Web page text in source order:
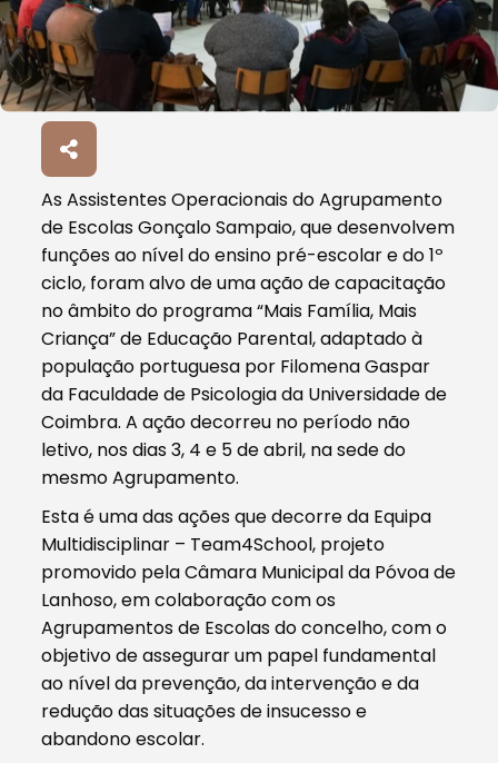
As Assistentes Operacionais do Agrupamento
de Escolas Gonçalo Sampaio, que desenvolvem
funções ao nível do ensino pré-escolar e do 1º
ciclo, foram alvo de uma ação de capacitação
no âmbito do programa “Mais Família, Mais
Criança” de Educação Parental, adaptado à
população portuguesa por Filomena Gaspar
da Faculdade de Psicologia da Universidade de
Coimbra. A ação decorreu no período não
letivo, nos dias 3, 4 e 5 de abril, na sede do
mesmo Agrupamento.
Esta é uma das ações que decorre da Equipa
Multidisciplinar – Team4School, projeto
promovido pela Câmara Municipal da Póvoa de
Lanhoso, em colaboração com os
Agrupamentos de Escolas do concelho, com o
objetivo de assegurar um papel fundamental
ao nível da prevenção, da intervenção e da
redução das situações de insucesso e
abandono escolar.